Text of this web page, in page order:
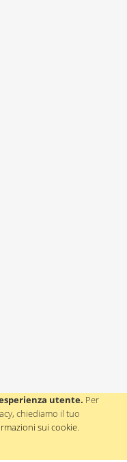
utente. Per
chiediamo il tuo
sui cookie.
55